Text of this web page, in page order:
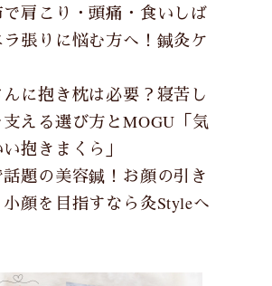
肩こり・頭痛・食いしば
ラ張りに悩む方へ！鍼灸ケ
に抱き枕は必要？寝苦し
支える選び方とMOGU「気
抱きまくら」
題の美容鍼！お顔の引き
小顔を目指すなら灸Styleへ